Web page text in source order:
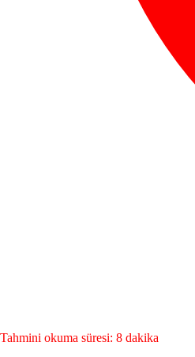
Tahmini okuma süresi: 8 dakika